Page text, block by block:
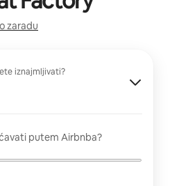
zaradu
iznajmljivati?
putem Airbnba?